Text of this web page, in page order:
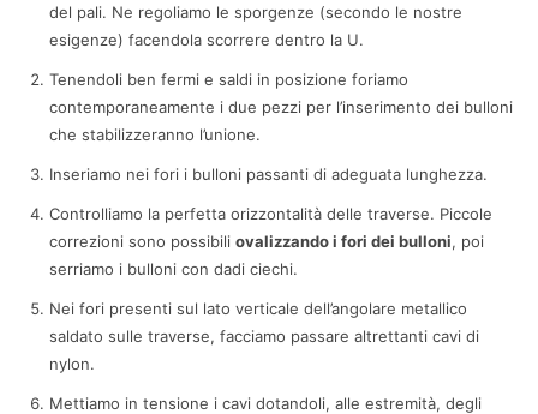
del pali. Ne regoliamo le sporgenze (secondo le nostre
esigenze) facendola scorrere dentro la U.
Tenendoli ben fermi e saldi in posizione foriamo
contemporaneamente i due pezzi per l’inserimento dei bulloni
che stabilizzeranno l’unione.
Inseriamo nei fori i bulloni passanti di adeguata lunghezza.
Controlliamo la perfetta orizzontalità delle traverse. Piccole
correzioni sono possibili ovalizzando i fori dei bulloni, poi
serriamo i bulloni con dadi ciechi.
Nei fori presenti sul lato verticale dell’angolare metallico
saldato sulle traverse, facciamo passare altrettanti cavi di
nylon.
Mettiamo in tensione i cavi dotandoli, alle estremità, degli